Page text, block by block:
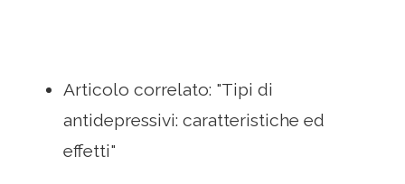
Articolo correlato: "Tipi di
antidepressivi: caratteristiche ed
effetti"